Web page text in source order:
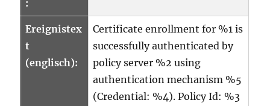
:
Ereignistex
t
(englisch):
Certificate enrollment for %1 is
successfully authenticated by
policy server %2 using
authentication mechanism %5
(Credential: %4). Policy Id: %3